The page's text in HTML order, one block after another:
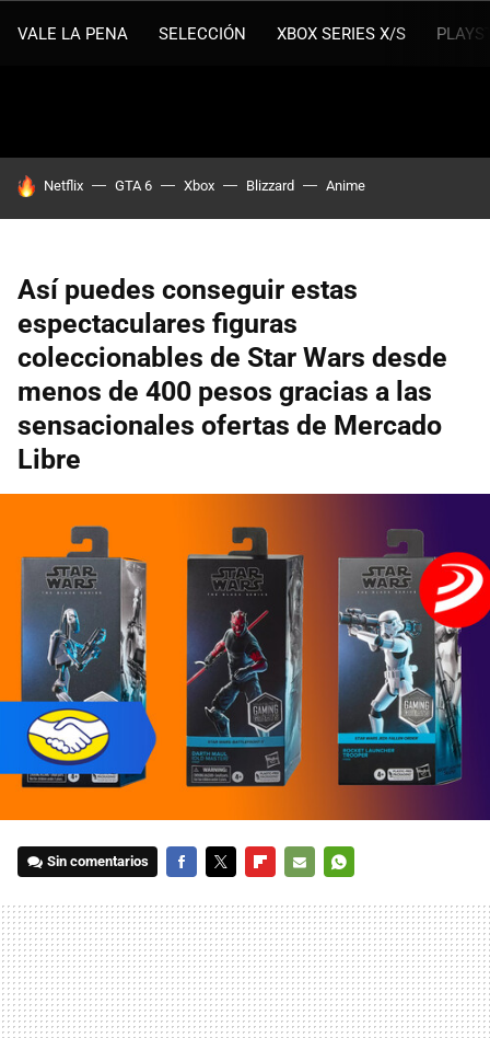
VALE LA PENA SELECCIÓN XBOX SERIES X/S
HOY SE HABLA DE
Netflix GTA 6 Xbox Blizzard Anime
Así puedes conseguir estas
espectaculares figuras
coleccionables de Star Wars desde
menos de 400 pesos gracias a las
sensacionales ofertas de Mercado
Libre
Sin comentarios
MAIL